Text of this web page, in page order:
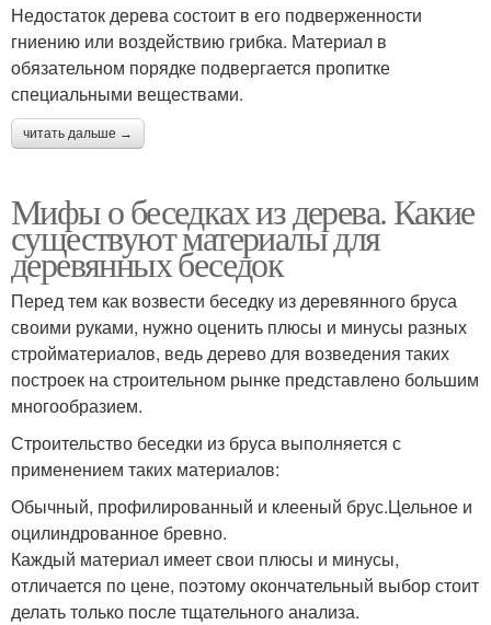
Недостаток дерева состоит в его подверженности
гниению или воздействию грибка. Материал в
обязательном порядке подвергается пропитке
специальными веществами.
читать дальше →
Мифы о беседках из дерева. Какие
существуют материалы для
деревянных беседок
Перед тем как возвести беседку из деревянного бруса
своими руками, нужно оценить плюсы и минусы разных
стройматериалов, ведь дерево для возведения таких
построек на строительном рынке представлено большим
многообразием.
Строительство беседки из бруса выполняется с
применением таких материалов:
Обычный, профилированный и клееный брус.Цельное и
оцилиндрованное бревно.
Каждый материал имеет свои плюсы и минусы,
отличается по цене, поэтому окончательный выбор стоит
делать только после тщательного анализа.